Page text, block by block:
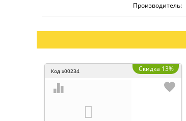
Производитель:
Код x00234 Скидка 13%